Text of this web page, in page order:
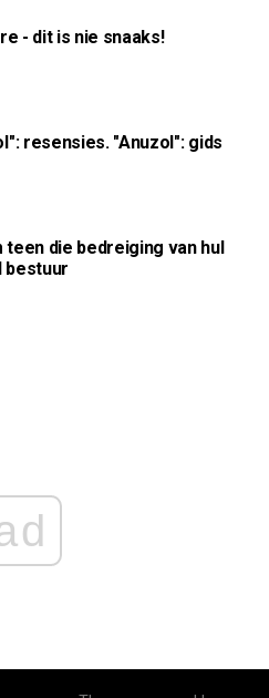
- dit is nie snaaks!
resensies. "Anuzol": gids
teen die bedreiging van hul
bestuur